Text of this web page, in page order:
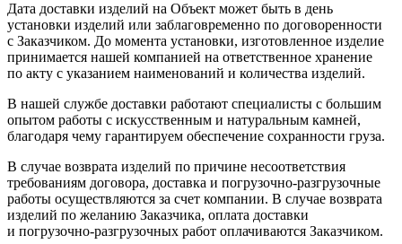
Дата доставки изделий на Объект может быть в день
установки изделий или заблаговременно по договоренности
с Заказчиком. До момента установки, изготовленное изделие
принимается нашей компанией на ответственное хранение
по акту с указанием наименований и количества изделий.
В нашей службе доставки работают специалисты с большим
опытом работы с искусственным и натуральным камней,
благодаря чему гарантируем обеспечение сохранности груза.
В случае возврата изделий по причине несоответствия
требованиям договора, доставка и погрузочно-разгрузочные
работы осуществляются за счет компании. В случае возврата
изделий по желанию Заказчика, оплата доставки
и погрузочно-разгрузочных работ оплачиваются Заказчиком.